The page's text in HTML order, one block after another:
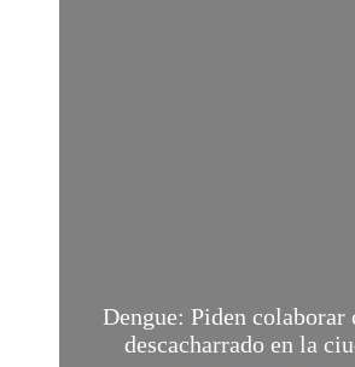
Dengue: Piden colaborar
descacharrado en la